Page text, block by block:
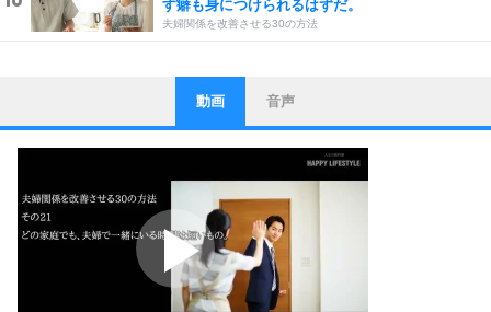
す癖も身につけられるはずだ。
夫婦関係を改善させる30の方法
1
ストレス対策
他人と比べない。
いっそのこと、他人を見ない。
いらいらしない人になる30の方法
プラス思考
ポジティブになれない原因は、行動しないから。
ポジティブ思考になる30の方法
ストレス対策
動画 音声